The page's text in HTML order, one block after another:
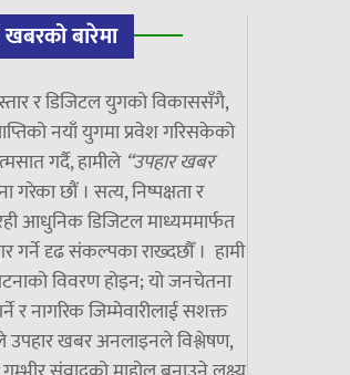
बारेमा
र डिजिटल युगको विकाससँगै,
नयाँ युगमा प्रवेश गरिसकेको
गर्दै, हामीले“उपहार खबर
गरेका छौं । सत्य, निष्पक्षता र
आधुनिक डिजिटल माध्यममार्फत
दृढ संकल्पका राख्दछौँ । हामी
विवरण होइन; यो जनचेतना
र नागरिक जिम्मेवारीलाई सशक्त
उपहार खबर अनलाइनले विश्लेषण,